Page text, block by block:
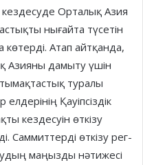
Орталық Азия
нығайта түсетін
Атап айт­қанда,
Азияны дамыту үшін
туралы
Қауіпсіздік
кезде­суін өткізу
Саммиттерді өткізу рег­
маңызды нәтижесі